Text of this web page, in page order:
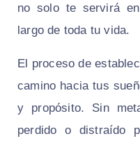
no solo te servirá
largo de toda tu vida.
El proceso de
camino hacia tus
y propósito. Sin
perdido o distraído